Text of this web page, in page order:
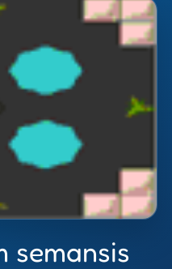
semansis